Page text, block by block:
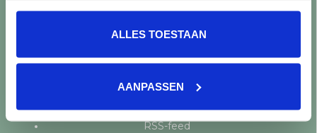
ALLES TOESTAAN
AANPASSEN
Producten
Alle producten
Nieuwe producten
Merken
Tags
RSS-feed